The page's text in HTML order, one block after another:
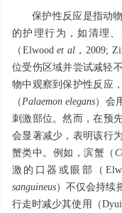
保护性反应是指动
的护理行为，如清理
（Elwoodet al，2009;
位受伤区域并尝试减轻
物中观察到保护性反应
（Palaemon elegans）会
刺激部位。然而，在预
会显著减少，表明该行
蟹类中。例如，滨蟹（
激的口器或眼部（
sanguineus）不仅会持续
行走时减少其使用（